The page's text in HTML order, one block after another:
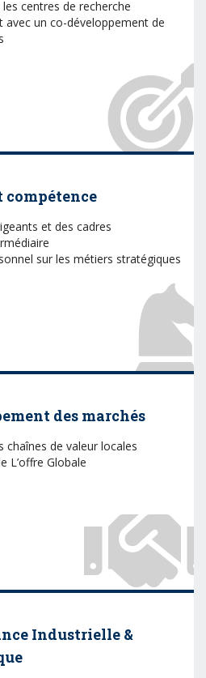
centres de recherche
avec un co-développement de
compétence
et des cadres
sur les métiers stratégiques
des marchés
chaînes de valeur locales
L’offre Globale
Industrielle &